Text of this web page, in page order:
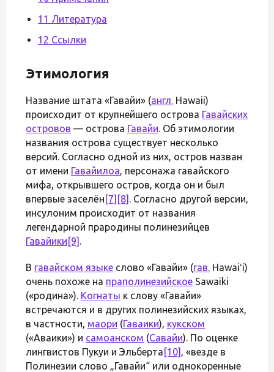
11 Литература
12 Ссылки
Этимология
Название штата «Гавайи» (англ. Hawaii)
происходит от крупнейшего острова Гавайских
островов — острова Гавайи. Об этимологии
названия острова существует несколько
версий. Согласно одной из них, остров назван
от имени Гавайилоа, персонажа гавайского
мифа, открывшего остров, когда он и был
впервые заселён [7] [8] . Согласно другой версии,
инсулоним происходит от названия
легендарной прародины полинезийцев
Гавайики [9] .
В гавайском языке слово «Гавайи» (гав. Hawaiʻi)
очень похоже на праполинезийское Sawaiki
(«родина»). Когнаты к слову «Гавайи»
встречаются и в других полинезийских языках,
в частности, маори (Гаваики), кукском
(«Аваики») и самоанском (Савайи). По оценке
лингвистов Пукуи и Эльберта [10] , «везде в
Полинезии слово „Гавайи“ или однокоренные